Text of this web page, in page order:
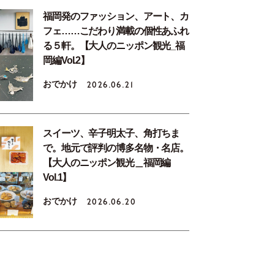
福岡発のファッション、アート、カ
フェ……こだわり満載の個性あふれ
る５軒。【大人のニッポン観光_福
岡編Vol.2】
おでかけ 2026.06.21
スイーツ、辛子明太子、角打ちま
で。地元で評判の博多名物・名店。
【大人のニッポン観光＿福岡編
Vol.1】
おでかけ 2026.06.20